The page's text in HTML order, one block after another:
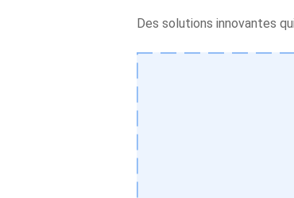
Des solutions innovantes